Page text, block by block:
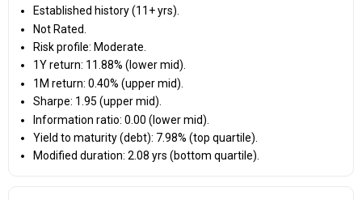
Established history (11+ yrs).
Not Rated.
Risk profile: Moderate.
1Y return: 11.88% (lower mid).
1M return: 0.40% (upper mid).
Sharpe: 1.95 (upper mid).
Information ratio: 0.00 (lower mid).
Yield to maturity (debt): 7.98% (top quartile).
Modified duration: 2.08 yrs (bottom quartile).